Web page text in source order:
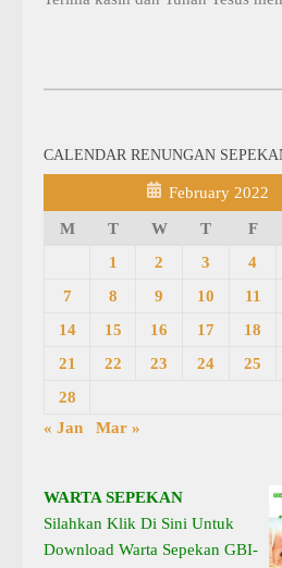
CALENDAR RENUNGAN
February 2022
M T W T F
1
2 3 4
7
8 9 10 11
14
15 16 17 18
21
22 23 24 25
28
« Jan
Mar »
WARTA SEPEKAN
Silahkan Klik Di Sini Untuk
Download Warta Sepekan GBI-